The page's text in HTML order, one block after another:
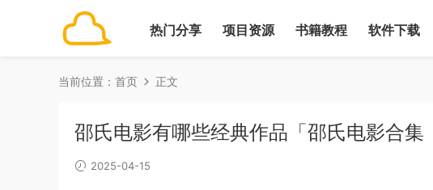
热门分享 项目资源 书籍教程 软件下载
当前位置： 首页 正文
邵氏电影有哪些经典作品「邵氏电影合集
2025-04-15